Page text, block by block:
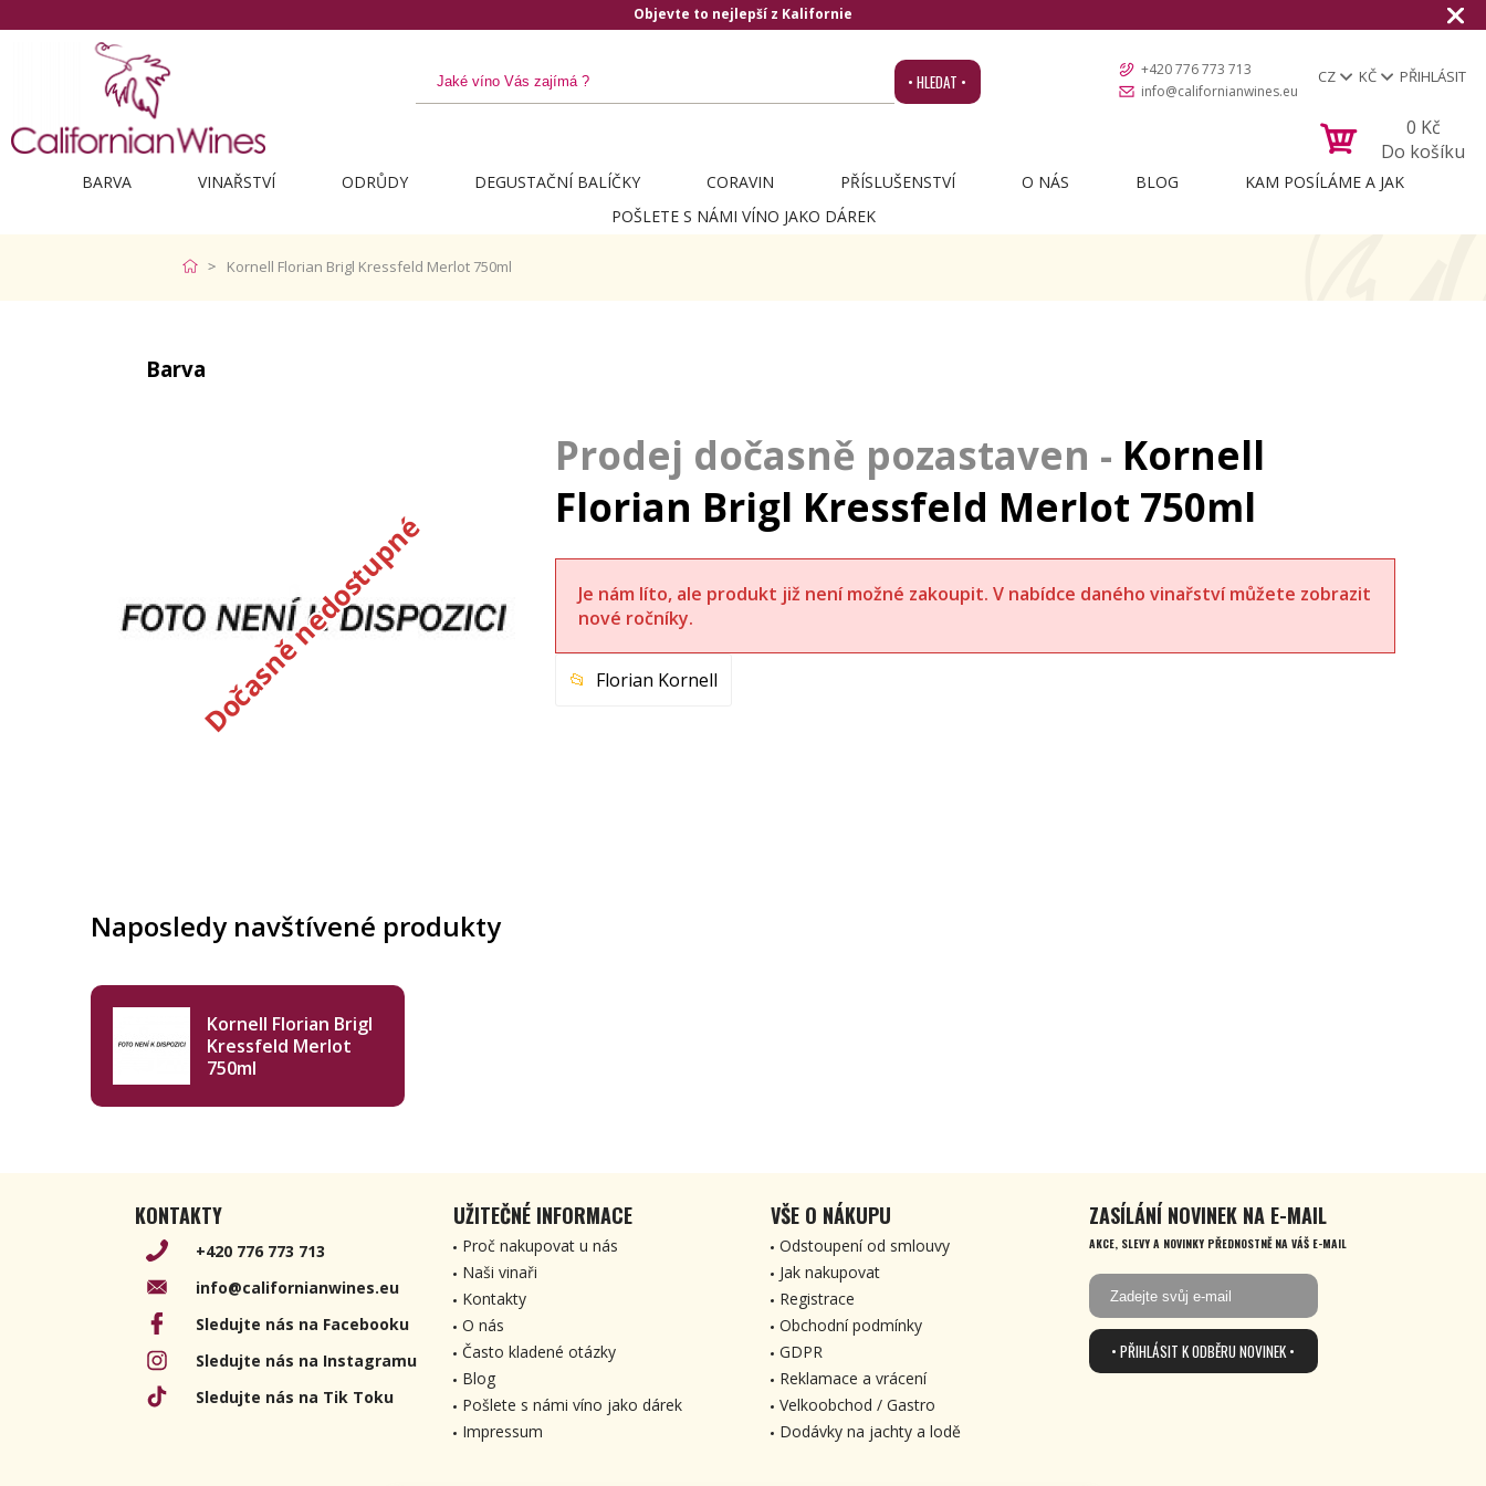
Objevte to nejlepší z Kalifornie
• HLEDAT •
+420 776 773 713
info@californianwines.eu
CZ KČ PŘIHLÁSIT
0 Kč
Do košíku
BARVA VINAŘSTVÍ ODRŮDY DEGUSTAČNÍ BALÍČKY CORAVIN PŘÍSLUŠENSTVÍ O NÁS BLOG
KAM POSÍLÁME A JAK
POŠLETE S NÁMI VÍNO JAKO DÁREK
Kornell Florian Brigl Kressfeld Merlot 750ml
Barva
Dočasně nedostupné
Kornell
Florian Brigl Kressfeld Merlot 750ml
Je nám líto, ale produkt již není možné zakoupit. V nabídce daného vinařství můžete zobrazit
nové ročníky.
Florian Kornell
Naposledy navštívené produkty
Kornell Florian Brigl
Kressfeld Merlot
750ml
KONTAKTY
+420 776 773 713
info@californianwines.eu
Sledujte nás na Facebooku
Sledujte nás na Instagramu
Sledujte nás na Tik Toku
UŽITEČNÉ INFORMACE
Proč nakupovat u nás
Naši vinaři
Kontakty
O nás
Často kladené otázky
Blog
Pošlete s námi víno jako dárek
Impressum
VŠE O NÁKUPU
Odstoupení od smlouvy
Jak nakupovat
Registrace
Obchodní podmínky
GDPR
Reklamace a vrácení
Velkoobchod / Gastro
Dodávky na jachty a lodě
ZASÍLÁNÍ NOVINEK NA E-MAIL
AKCE, SLEVY A NOVINKY PŘEDNOSTNĚ NA VÁŠ E-MAIL
• PŘIHLÁSIT K ODBĚRU NOVINEK •